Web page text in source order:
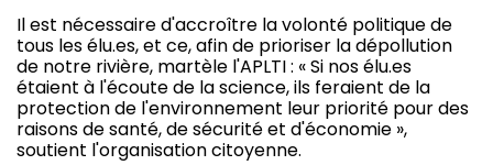
Il est nécessaire d'accroître la volonté politique de
tous les élu.es, et ce, afin de prioriser la dépollution
de notre rivière, martèle l'APLTI : « Si nos élu.es
étaient à l'écoute de la science, ils feraient de la
protection de l'environnement leur priorité pour des
raisons de santé, de sécurité et d'économie »,
soutient l'organisation citoyenne.